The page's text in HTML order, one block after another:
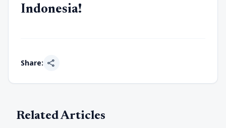
Indonesia!
Share: share
Related Articles